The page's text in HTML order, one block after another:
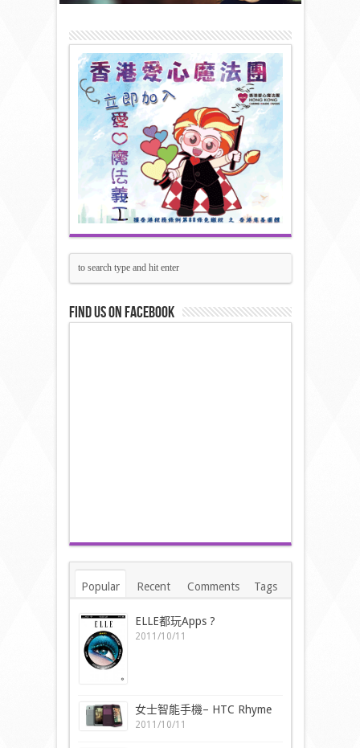
Find us on Facebook
Popular Recent Comments Tags
ELLE都玩Apps ?
2011/10/11
女士智能手機– HTC Rhyme
2011/10/11